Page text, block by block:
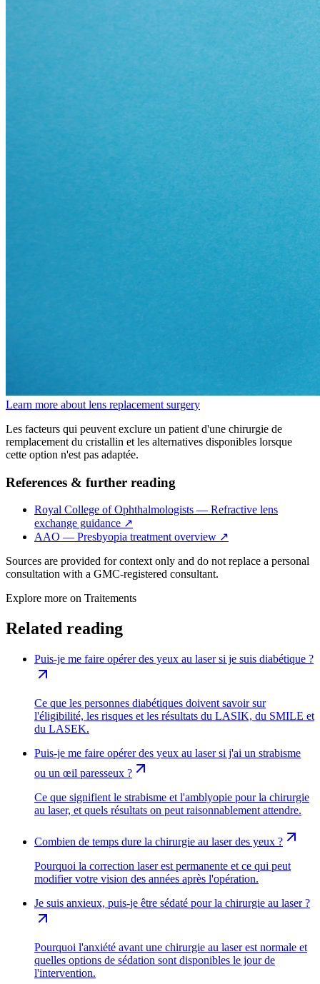
Learn more about lens replacement surgery
Les facteurs qui peuvent exclure un patient d'une chirurgie de
remplacement du cristallin et les alternatives disponibles lorsque
cette option n'est pas adaptée.
References & further reading
Royal College of Ophthalmologists — Refractive lens
exchange guidance ↗
AAO — Presbyopia treatment overview ↗
Sources are provided for context only and do not replace a personal
consultation with a GMC-registered consultant.
Explore more on Traitements
Related reading
Puis-je me faire opérer des yeux au laser si je suis diabétique ?
Ce que les personnes diabétiques doivent savoir sur
l'éligibilité, les risques et les résultats du LASIK, du SMILE et
du LASEK.
Puis-je me faire opérer des yeux au laser si j'ai un strabisme
ou un œil paresseux ?
Ce que signifient le strabisme et l'amblyopie pour la chirurgie
au laser, et quels résultats on peut raisonnablement attendre.
Combien de temps dure la chirurgie au laser des yeux ?
Pourquoi la correction laser est permanente et ce qui peut
modifier votre vision des années après l'opération.
Je suis anxieux, puis-je être sédaté pour la chirurgie au laser ?
Pourquoi l'anxiété avant une chirurgie au laser est normale et
quelles options de sédation sont disponibles le jour de
l'intervention.